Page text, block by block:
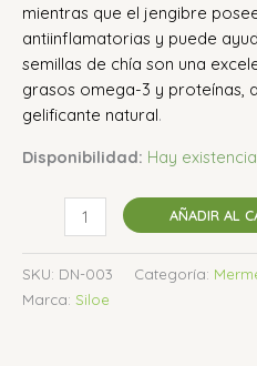
mientras que el jengibre
antiinflamatorias y puede
semillas de chía son una
grasos omega-3 y proteínas,
gelificante natural.
Disponibilidad: Hay
AÑADIR AL
SKU: DN-003 Categoría:
Marca: Siloe